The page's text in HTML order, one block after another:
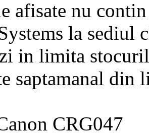
afisate nu
la sediul
in limita
saptamanal
CRG047